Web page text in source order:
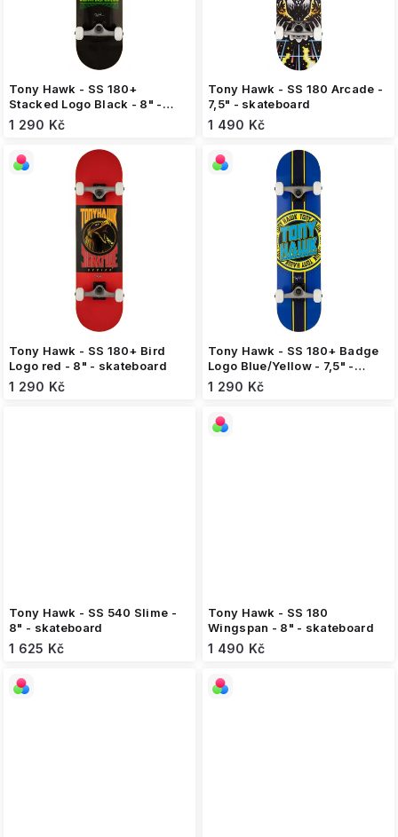
Tony Hawk - SS 180+
Stacked Logo Black - 8" -
skateboard
1 290 Kč
Tony Hawk - SS 180 Arcade -
7,5" - skateboard
1 490 Kč
Tony Hawk - SS 180+ Bird
Logo red - 8" - skateboard
1 290 Kč
Tony Hawk - SS 180+ Badge
Logo Blue/Yellow - 7,5" -
skateboard
1 290 Kč
Tony Hawk - SS 540 Slime -
8" - skateboard
1 625 Kč
Tony Hawk - SS 180
Wingspan - 8" - skateboard
1 490 Kč